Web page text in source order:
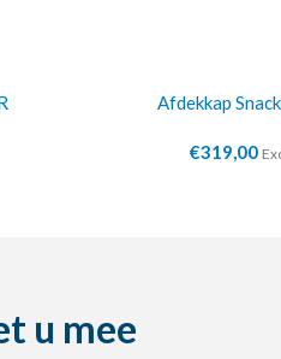
Afdekkap
€319,00
u mee